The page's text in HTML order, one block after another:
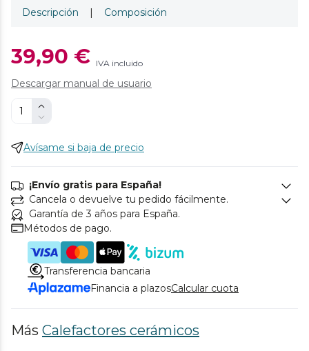
Descripción | Composición
39,90 € IVA incluido
Descargar manual de usuario
Avísame si baja de precio
¡Envío gratis para España!
Cancela o devuelve tu pedido fácilmente.
Garantía de 3 años para España.
Métodos de pago.
Transferencia bancaria
Financia a plazosCalcular cuota
Más Calefactores cerámicos